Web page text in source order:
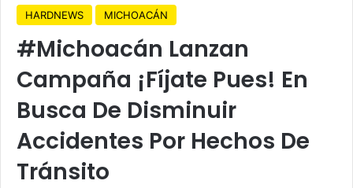
HARDNEWS MICHOACÁN
#Michoacán Lanzan
Campaña ¡Fíjate Pues! En
Busca De Disminuir
Accidentes Por Hechos De
Tránsito